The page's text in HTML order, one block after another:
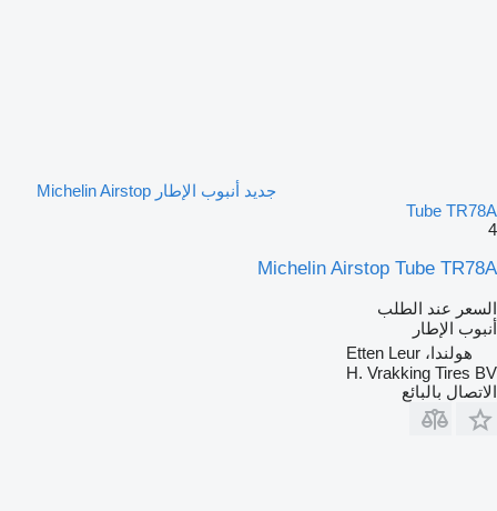
جديد أنبوب الإطار Michelin Airstop
Tube TR78A
4
Michelin Airstop Tube TR78A
السعر عند الطلب
أنبوب الإطار
هولندا، Etten Leur
H. Vrakking Tires BV
الاتصال بالبائع